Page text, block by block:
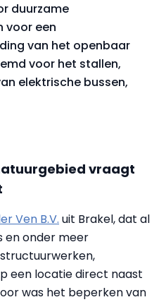
duurzame
voor een
van het openbaar
voor het stallen,
elektrische bussen,
vraagt
Ven B.V. uit Brakel, dat al
en onder meer
een locatie direct naast
was het beperken van